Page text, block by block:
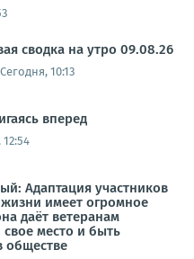
сводка на утро 09.08.26
Сегодня, 10:13
вперед
Адаптация участников
имеет огромное
даёт ветеранам
место и быть
обществе